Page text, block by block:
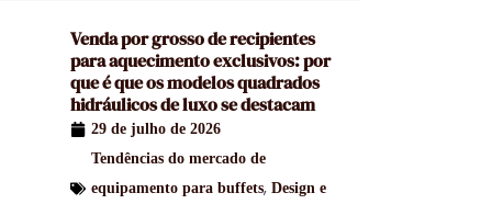
Venda por grosso de recipientes
para aquecimento exclusivos: por
que é que os modelos quadrados
hidráulicos de luxo se destacam
29 de julho de 2026
Tendências do mercado de
equipamento para buffets,Design e